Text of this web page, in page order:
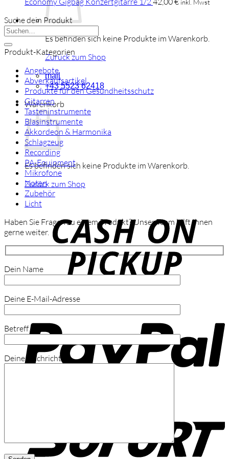
Es befinden sich keine Produkte im Warenkorb.
Zurück zum Shop
mail
+43 5523 62418
Warenkorb
Es befinden sich keine Produkte im Warenkorb.
Zurück zum Shop
inkl. Mwst
Suche dein Produkt
Suchen
Produkt-Kategorien
Angebote
Abverkaufsartikel
Produkte für den Gesundheitsschutz
Gitarren
Tasteninstrumente
Blasinstrumente
Akkordeon & Harmonika
Schlagzeug
Recording
PA-Equipment
Mikrofone
Noten
Zubehör
Licht
Haben Sie Fragen zu einem Produkt? Unser Team hilft Ihnen
gerne weiter.
Dein Name
Deine E-Mail-Adresse
Betreff
Deine Nachricht